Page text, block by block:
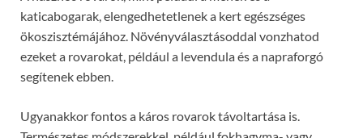
katicabogarak, elengedhetetlenek a kert egészséges
ökoszisztémájához. Növényválasztásoddal vonzhatod
ezeket a rovarokat, például a levendula és a napraforgó
segítenek ebben.
Ugyanakkor fontos a káros rovarok távoltartása is.